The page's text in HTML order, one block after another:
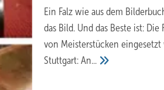
Ein Falz wie aus dem
das Bild. Und das Beste ist:
von Meisterstücken
Stuttgart:An...